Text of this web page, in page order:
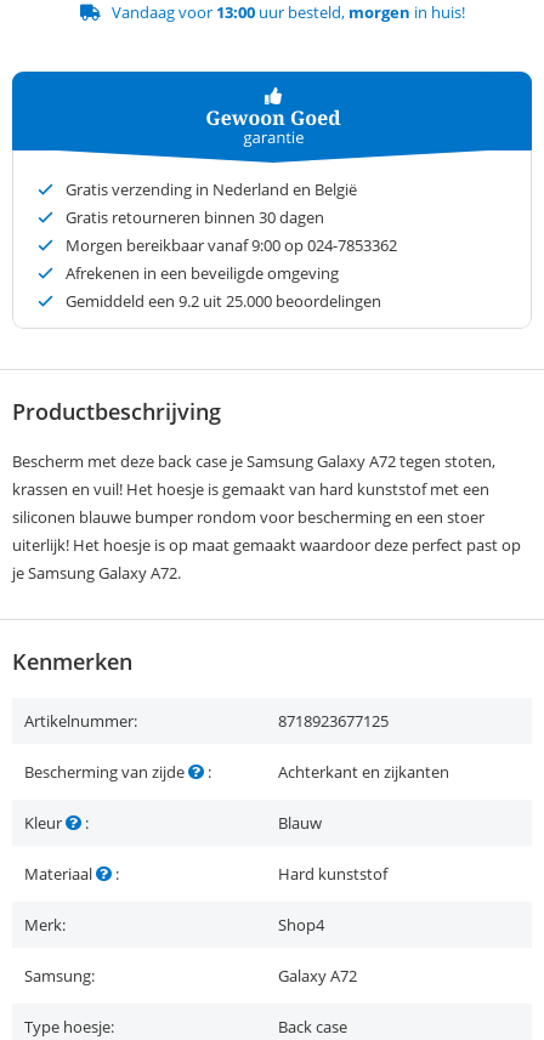
Vandaag voor 13:00uur besteld, morgen in huis!
Gratis verzending in Nederland en België
Gratis retourneren binnen 30 dagen
Morgen bereikbaar vanaf 9:00 op 024-7853362
Afrekenen in een beveiligde omgeving
Gemiddeld een 9.2 uit 25.000 beoordelingen
Productbeschrijving
Bescherm met deze back case je Samsung Galaxy A72 tegen stoten,
krassen en vuil! Het hoesje is gemaakt van hard kunststof met een
siliconen blauwe bumper rondom voor bescherming en een stoer
uiterlijk! Het hoesje is op maat gemaakt waardoor deze perfect past op
je Samsung Galaxy A72.
Kenmerken
Artikelnummer: 8718923677125
Bescherming van zijde : Achterkant en zijkanten
Kleur : Blauw
Materiaal : Hard kunststof
Merk: Shop4
Samsung: Galaxy A72
Type hoesje: Back case